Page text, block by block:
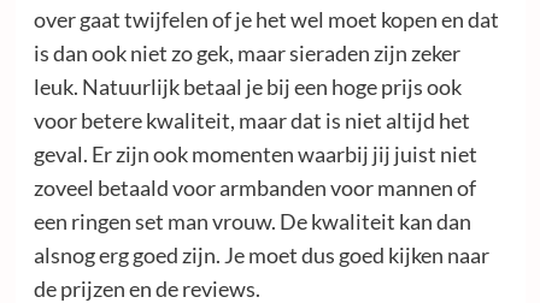
over gaat twijfelen of je het wel moet kopen en dat
is dan ook niet zo gek, maar sieraden zijn zeker
leuk. Natuurlijk betaal je bij een hoge prijs ook
voor betere kwaliteit, maar dat is niet altijd het
geval. Er zijn ook momenten waarbij jij juist niet
zoveel betaald voor armbanden voor mannen of
een ringen set man vrouw. De kwaliteit kan dan
alsnog erg goed zijn. Je moet dus goed kijken naar
de prijzen en de reviews.